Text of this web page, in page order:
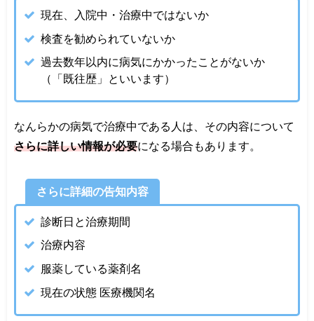
現在、入院中・治療中ではないか
検査を勧められていないか
過去数年以内に病気にかかったことがないか
（「既往歴」といいます）
なんらかの病気で治療中である人は、その内容について
さらに詳しい情報が必要になる場合もあります。
さらに詳細の告知内容
診断日と治療期間
治療内容
服薬している薬剤名
現在の状態 医療機関名